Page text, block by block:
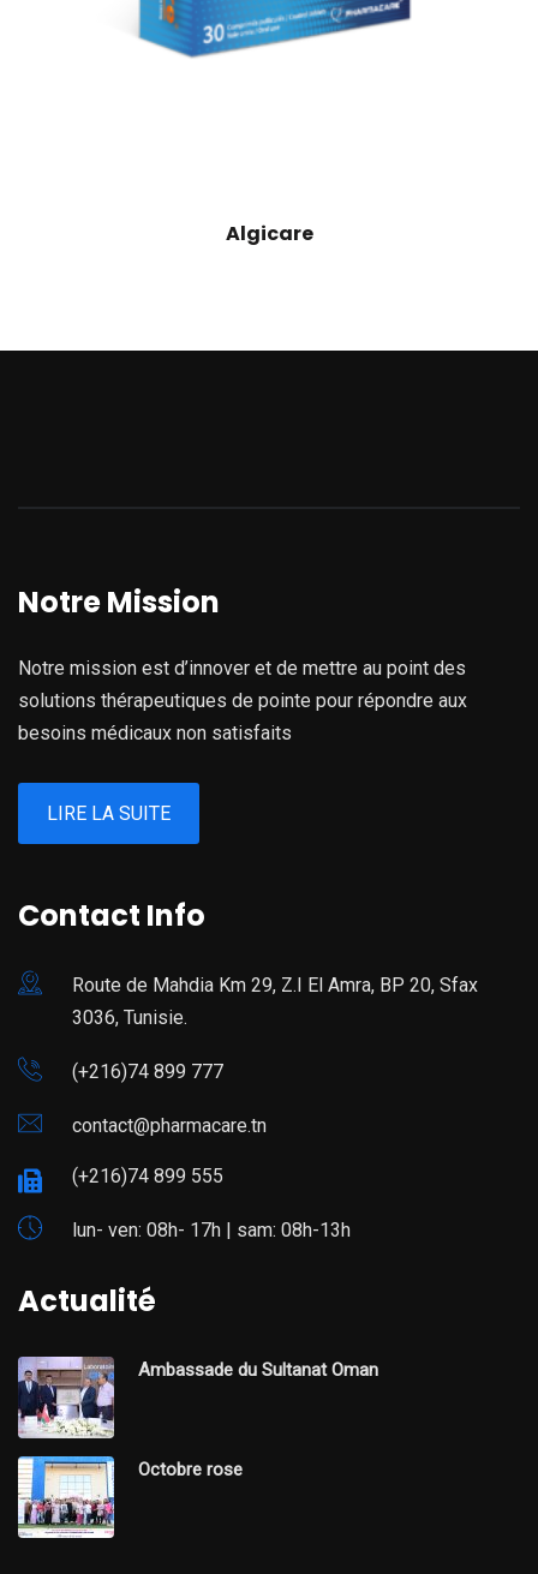
Algicare
Notre Mission
Notre mission est d’innover et de mettre au point des
solutions thérapeutiques de pointe pour répondre aux
besoins médicaux non satisfaits
LIRE LA SUITE
Contact Info
Route de Mahdia Km 29, Z.I El Amra, BP 20, Sfax
3036, Tunisie.
(+216)74 899 777
contact@pharmacare.tn
(+216)74 899 555
lun- ven: 08h- 17h | sam: 08h-13h
Actualité
Ambassade du Sultanat Oman
Octobre rose